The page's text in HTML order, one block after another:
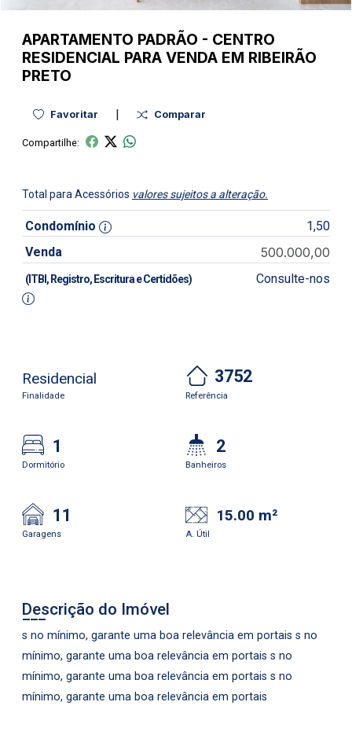
APARTAMENTO PADRÃO - CENTRO
RESIDENCIAL PARA VENDA EM RIBEIRÃO
PRETO
Favoritar | Comparar
Compartilhe:
Total para Acessórios valores sujeitos a alteração.
Condomínio
1,50
Venda
500.000,00
(ITBI, Registro, Escritura e Certidões) Consulte-nos
Residencial
Finalidade
3752
Referência
1
Dormitório
2
Banheiros
11
Garagens
15.00 m²
A. Útil
Descrição do Imóvel
s no mínimo, garante uma boa relevância em portais s no
mínimo, garante uma boa relevância em portais s no
mínimo, garante uma boa relevância em portais s no
mínimo, garante uma boa relevância em portais